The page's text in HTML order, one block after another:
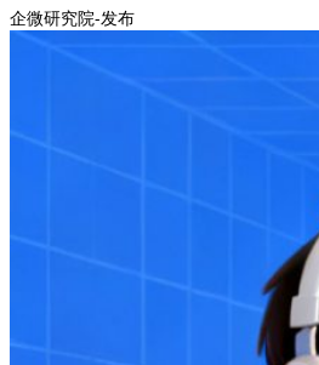
企微研究院-发布